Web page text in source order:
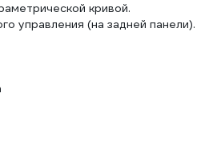
кривой.
управления (на задней панели).